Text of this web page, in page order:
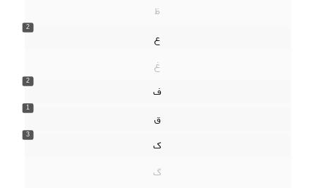
ظ
2
ع
غ
2
ف
1
ق
3
ک
گ